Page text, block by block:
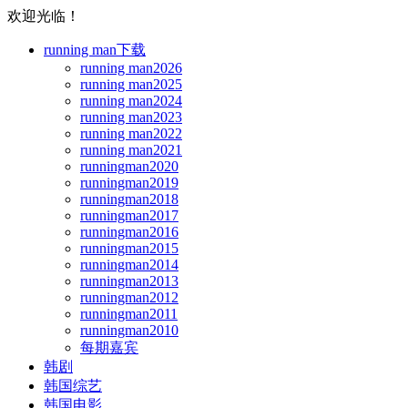
欢迎光临！
running man下载
running man2026
running man2025
running man2024
running man2023
running man2022
running man2021
runningman2020
runningman2019
runningman2018
runningman2017
runningman2016
runningman2015
runningman2014
runningman2013
runningman2012
runningman2011
runningman2010
每期嘉宾
韩剧
韩国综艺
韩国电影